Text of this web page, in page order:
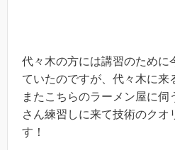
代々木の方には講習のために
ていたのですが、代々木に来
またこちらのラーメン屋に伺
さん練習しに来て技術のクオ
す！